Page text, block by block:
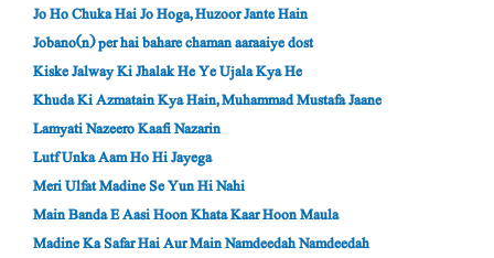
Jo Ho Chuka Hai Jo Hoga, Huzoor Jante Hain
Jobano(n) per hai bahare chaman aaraaiye dost
Kiske Jalway Ki Jhalak He Ye Ujala Kya He
Khuda Ki Azmatain Kya Hain, Muhammad Mustafa Jaane
Lamyati Nazeero Kaafi Nazarin
Lutf Unka Aam Ho Hi Jayega
Meri Ulfat Madine Se Yun Hi Nahi
Main Banda E Aasi Hoon Khata Kaar Hoon Maula
Madine Ka Safar Hai Aur Main Namdeedah Namdeedah